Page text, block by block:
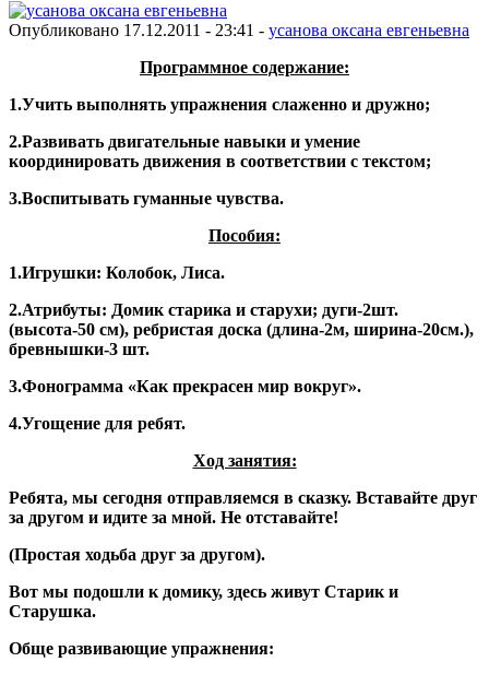
Опубликовано 17.12.2011 - 23:41 - усанова оксана евгеньевна
Программное содержание:
1.Учить выполнять упражнения слаженно и дружно;
2.Развивать двигательные навыки и умение
координировать движения в соответствии с текстом;
3.Воспитывать гуманные чувства.
Пособия:
1.Игрушки: Колобок, Лиса.
2.Атрибуты: Домик старика и старухи; дуги-2шт.
(высота-50 см), ребристая доска (длина-2м, ширина-20см.),
бревнышки-3 шт.
3.Фонограмма «Как прекрасен мир вокруг».
4.Угощение для ребят.
Ход занятия:
Ребята, мы сегодня отправляемся в сказку. Вставайте друг
за другом и идите за мной. Не отставайте!
(Простая ходьба друг за другом).
Вот мы подошли к домику, здесь живут Старик и
Старушка.
Обще развивающие упражнения: